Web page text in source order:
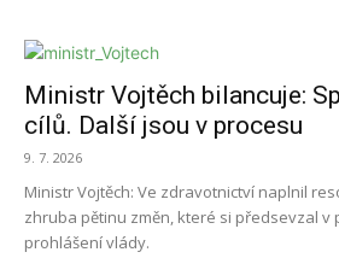
Ministr Vojtěch bilancuje:
cílů. Další jsou v procesu
9. 7. 2026
Ministr Vojtěch: Ve zdravotnictví naplnil
zhruba pětinu změn, které si předsevzal v
prohlášení vlády.